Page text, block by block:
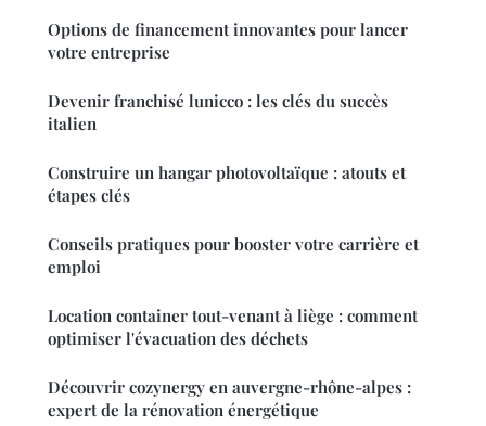
Options de financement innovantes pour lancer
votre entreprise
Devenir franchisé lunicco : les clés du succès
italien
Construire un hangar photovoltaïque : atouts et
étapes clés
Conseils pratiques pour booster votre carrière et
emploi
Location container tout-venant à liège : comment
optimiser l'évacuation des déchets
Découvrir cozynergy en auvergne-rhône-alpes :
expert de la rénovation énergétique